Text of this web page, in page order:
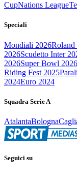
CupNations League
Speciali
Mondiali 2026Roland
2026Scudetto Inter
2026Super Bowl 2026
Riding Fest 2025
2024Euro 2024
Squadra Serie A
AtalantaBologna
Seguici su